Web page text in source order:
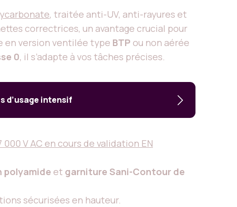
, traitée anti-UV, anti-rayures et
correctrices, un avantage crucial pour
en version ventilée type BTP ou non aérée
0, il s’adapte à vos tâches précises.
d’usage intensif
000 V AC en cours de validation EN
polyamide et garniture Sani-Contour de
sécurisées en hauteur.